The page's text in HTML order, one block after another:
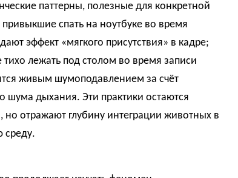
паттерны, полезные для конкретной
спать на ноутбуке во время
эффект «мягкого присутствия» в кадре;
лежать под столом во время записи
живым шумоподавлением за счёт
шума дыхания. Эти практики остаются
отражают глубину интеграции животных в
среду.